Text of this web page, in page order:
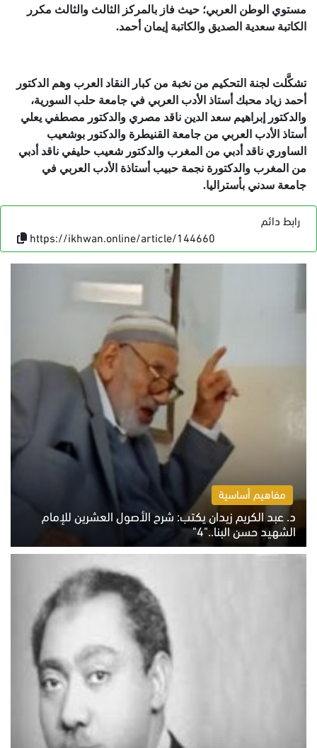
مستوي الوطن العربي؛ حيث فاز بالمركز الثالث والثالث مكرر
الكاتبة سعدية الصديق والكاتبة إيمان أحمد.
تشكَّلت لجنة التحكيم من نخبة من كبار النقاد العرب وهم الدكتور
أحمد زياد محبك أستاذ الأدب العربي في جامعة حلب السورية،
والدكتور إبراهيم سعد الدين ناقد مصري والدكتور مصطفي يعلي
أستاذ الأدب العربي من جامعة القنيطرة والدكتور بوشعيب
الساوري ناقد أدبي من المغرب والدكتور شعيب حليفي ناقد أدبي
من المغرب والدكتورة نجمة حبيب أستاذة الأدب العربي في
جامعة سدني بأستراليا.
رابط دائم
https://ikhwan.online/article/144660
مفاهيم أساسية
د. عبد الكريم زيدان يكتب: شرح الأصول العشرين للإمام
الشهيد حسن البنا.."4"
الخميس 6 أغسطس 2026 10:27 ص